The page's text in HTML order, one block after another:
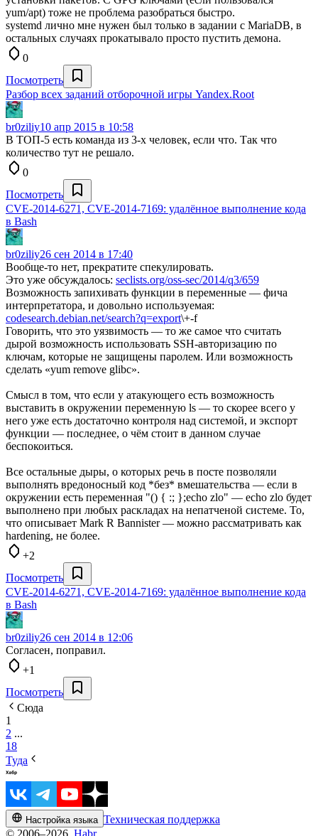
yum/apt) тоже не проблема разобраться быстро.
systemd лично мне нужен был только в задании с MariaDB, в
остальных случаях прокатывало просто пустить демона.
0
Посмотреть
Разбор всех заданий отборочной игры Yandex.Root
br0ziliy10 апр 2015 в 10:58
В ТОП-5 есть команда из 3-х человек, если что. Так что
количество тут не решало.
0
Посмотреть
CVE-2014-6271, CVE-2014-7169: удалённое выполнение кода
в Bash
br0ziliy26 сен 2014 в 17:40
Вообще-то нет, прекратите спекулировать.
Это уже обсуждалось: seclists.org/oss-sec/2014/q3/659
Возможность запихивать функции в переменные — фича
интерпретатора, и довольно используемая:
codesearch.debian.net/search?q=export\+-f
Говорить, что это уязвимость — то же самое что считать
дырой возможность использовать SSH-авторизацию по
ключам, которые не защищены паролем. Или возможность
сделать «yum remove glibc».
Смысл в том, что если у атакующего есть возможность
выставить в окружении переменную ls — то скорее всего у
него уже есть достаточно контроля над системой, и экспорт
функции — последнее, о чём стоит в данном случае
беспокоиться.
Все остальные дыры, о которых речь в посте позволяли
выполнять вредоносный код *без* вмешательства — если в
окружении есть переменная "() { :; };echo zlo" — echo zlo будет
выполнено при любых раскладах на непатченой системе. То,
что описывает Mark R Bannister — можно рассматривать как
hardening, не более.
+2
Посмотреть
CVE-2014-6271, CVE-2014-7169: удалённое выполнение кода
в Bash
br0ziliy26 сен 2014 в 12:06
Согласен, поправил.
+1
Посмотреть
Сюда
1
2 ...
18
Туда
Настройка языка Техническая поддержка
© 2006–2026, Habr